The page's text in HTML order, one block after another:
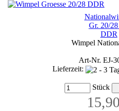
Gr. 20/
DDR
Wimpel
Art-Nr. EJ-
Lieferzeit:
Stück